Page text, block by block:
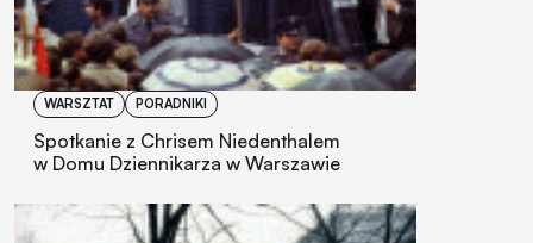
WARSZTAT PORADNIKI
Spotkanie z Chrisem Niedenthalem
w Domu Dziennikarza w Warszawie